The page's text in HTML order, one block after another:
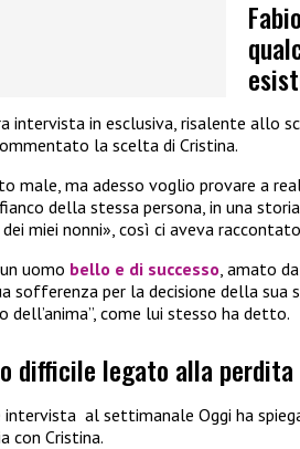
intervista in esclusiva, risalente allo
la scelta di Cristina.
male, ma adesso voglio provare a
della stessa persona, in una
miei nonni», così ci aveva
uomo bello e di successo, amato
sofferenza per la decisione della
dell’anima”, come lui stesso ha detto.
difficile legato alla
intervista al settimanale Oggi ha
con Cristina.